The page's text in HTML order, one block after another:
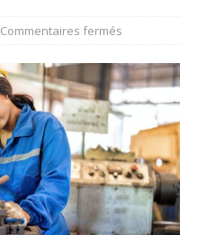
Commentaires fermés